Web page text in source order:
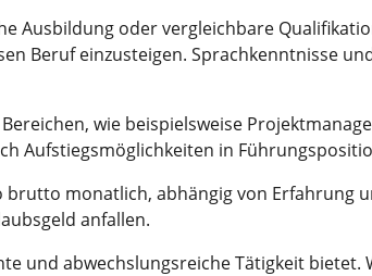
Ausbildung oder vergleichbare
Beruf einzusteigen. Sprachkenntnisse
wie beispielsweise
Aufstiegsmöglichkeiten in
monatlich, abhängig von Erfahrung
anfallen.
und abwechslungsreiche Tätigkeit bietet.